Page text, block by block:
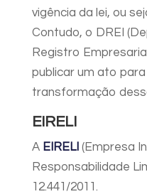
vigência da lei, ou
Contudo, o DREI
Registro
publicar um ato para
transformação
EIRELI
A EIRELI (Empresa
Responsabilidade
12.441/2011.